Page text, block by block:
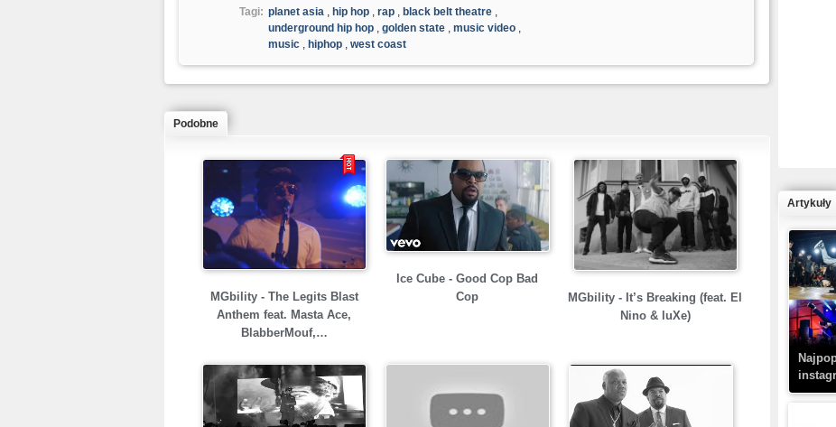
Tagi: planet asia , hip hop , rap , black belt theatre ,
underground hip hop , golden state , music video ,
music , hiphop , west coast
Podobne
MGbility - The Legits Blast
Anthem feat. Masta Ace,
BlabberMouf,…
Ice Cube - Good Cop Bad
Cop
MGbility - It’s Breaking (feat. El
Nino & luXe)
–
Artykuły